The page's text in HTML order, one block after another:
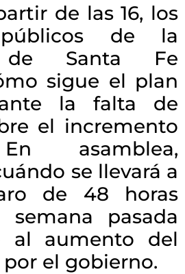
de las 16, los
de la
de Santa Fe
sigue el plan
la falta de
el incremento
asamblea,
se llevará a
de 48 horas
pasada
al aumento del
el gobierno.